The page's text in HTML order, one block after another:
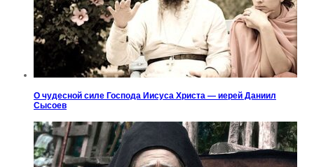
О чудесной силе Господа Иисуса Христа — иерей Даниил
Сысоев